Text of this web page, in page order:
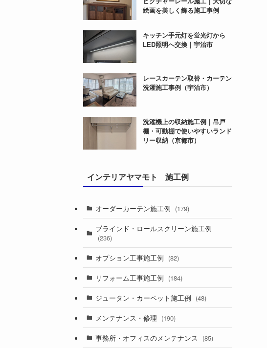
絵画を美しく飾る施工事例
キッチン手元灯を蛍光灯から
LED照明へ交換｜宇治市
レースカーテン取替・カーテン
洗濯施工事例（宇治市）
洗濯機上の収納施工例｜吊戸
棚・可動棚で使いやすいランド
リー収納（京都市）
インテリアヤマモト 施工例
オーダーカーテン施工例 (179)
ブラインド・ロールスクリーン施工例
(236)
オプション工事施工例 (82)
リフォーム工事施工例 (184)
ジュータン・カーペット施工例 (48)
メンテナンス・修理 (190)
事務所・オフィスのメンテナンス (85)